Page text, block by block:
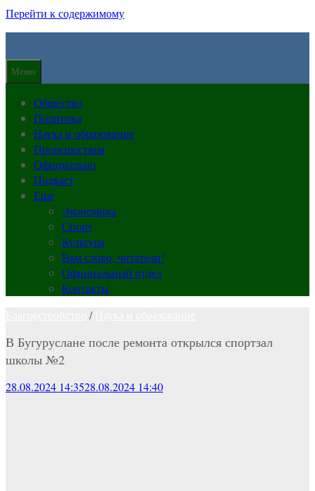
Перейти к содержимому
Меню
Общество
Политика
Наука и образование
Происшествия
Официально
Подкаст
Еще
Экономика
Спорт
Культура
Вам слово, читатели!
Официальный отдел
Контакты
/
В Бугуруслане после ремонта открылся спортзал
школы №2
28.08.2024 14:3528.08.2024 14:40